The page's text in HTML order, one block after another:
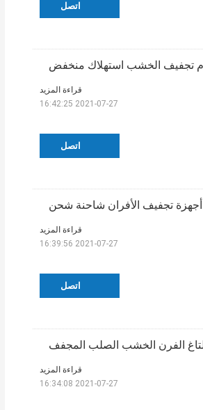
اتصل
اتصل
قراءة المزيد
2021-07-27 16:42:25
تجفيف الأفران شاحنة شحن
اتصل
قراءة المزيد
2021-07-27 16:39:56
قراءة المزيد
2021-07-27 16:34:08